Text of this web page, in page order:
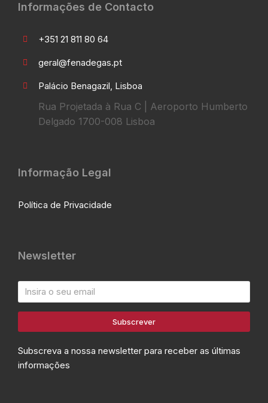
Informações de Contacto
+351 21 811 80 64
geral@fenadegas.pt
Palácio Benagazil, Lisboa
Rua Projetada à Rua C | Aeroporto Humberto
Delgado 1700-008 Lisboa
Informação Legal
Política de Privacidade
Newsletter
Subscrever
Subscreva a nossa newsletter para receber as últimas
informações